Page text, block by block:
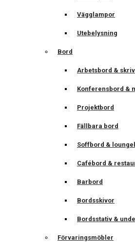
Vägglampor
Utebelysning
Bord
Arbetsbord &
Konferensbord &
Projektbord
Fällbara bord
Soffbord &
Cafébord &
Barbord
Bordsskivor
Bordsstativ &
Förvaringsmöbler